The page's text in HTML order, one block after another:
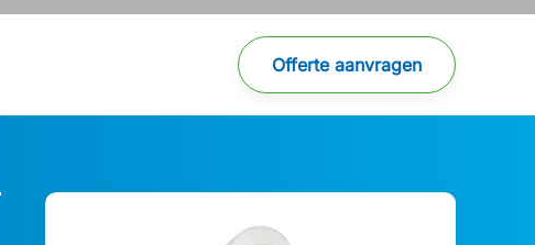
Offerte aanvragen